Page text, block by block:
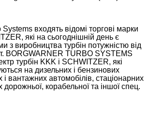
входять відомі торгові марки
які на сьогоднішній день є
з виробництва турбін потужністю від
BORGWARNER TURBO SYSTEMS
турбін KKK і SCHWITZER, які
на дизельних і бензинових
і вантажних автомобілів, стаціонарних
дорожньої, корабельної та іншої спец.